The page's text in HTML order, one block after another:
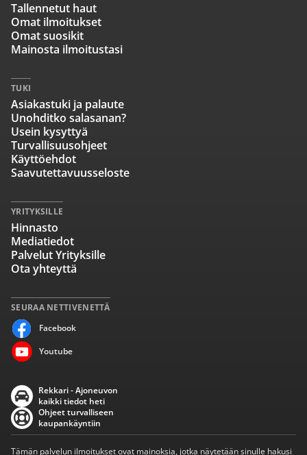
SEURAA NETTIVENETTÄ
Facebook
Youtube
Tallennetut haut
Omat ilmoitukset
Omat suosikit
Mainosta ilmoitustasi
TUKI
Asiakastuki ja palaute
Unohditko salasanan?
Usein kysyttyä
Turvallisuusohjeet
Käyttöehdot
Saavutettavuusseloste
YRITYKSILLE
Hinnasto
Mediatiedot
Palvelut Yrityksille
Ota yhteyttä
Rekkari - Ajoneuvon
kaikki tiedot heti
Ohjeet turvalliseen
kaupankäyntiin
Tämän palvelun ilmoitukset ovat mainoksia, jotka näytetään sinulle hakusi